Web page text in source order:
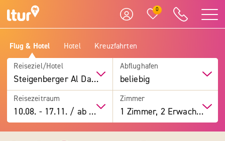
0
Flug & Hotel Hotel Kreuzfahrten
Reiseziel/Hotel
Steigenberger Al Dau Beach Hotel
Abflughafen
beliebig
Reisezeitraum
10.08. -17.11. / ab 7 Tage
Zimmer
1 Zimmer, 2 Erwachsene